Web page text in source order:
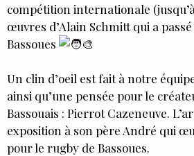
compétition internationale
œuvres d’Alain Schmitt qui a
Bassoues
Un clin d’oeil est fait à notre
ainsi qu’une pensée pour le
Bassouais : Pierrot Cazeneuve.
exposition à son père André qui
pour le rugby de Bassoues.